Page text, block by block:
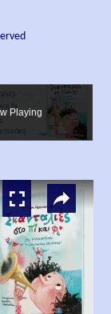
Playing
×